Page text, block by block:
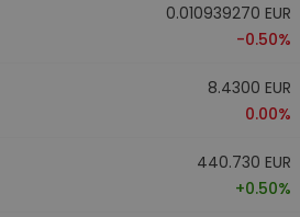
0.010939270 EUR
-0.50%
8.4300 EUR
0.00%
440.730 EUR
+0.50%